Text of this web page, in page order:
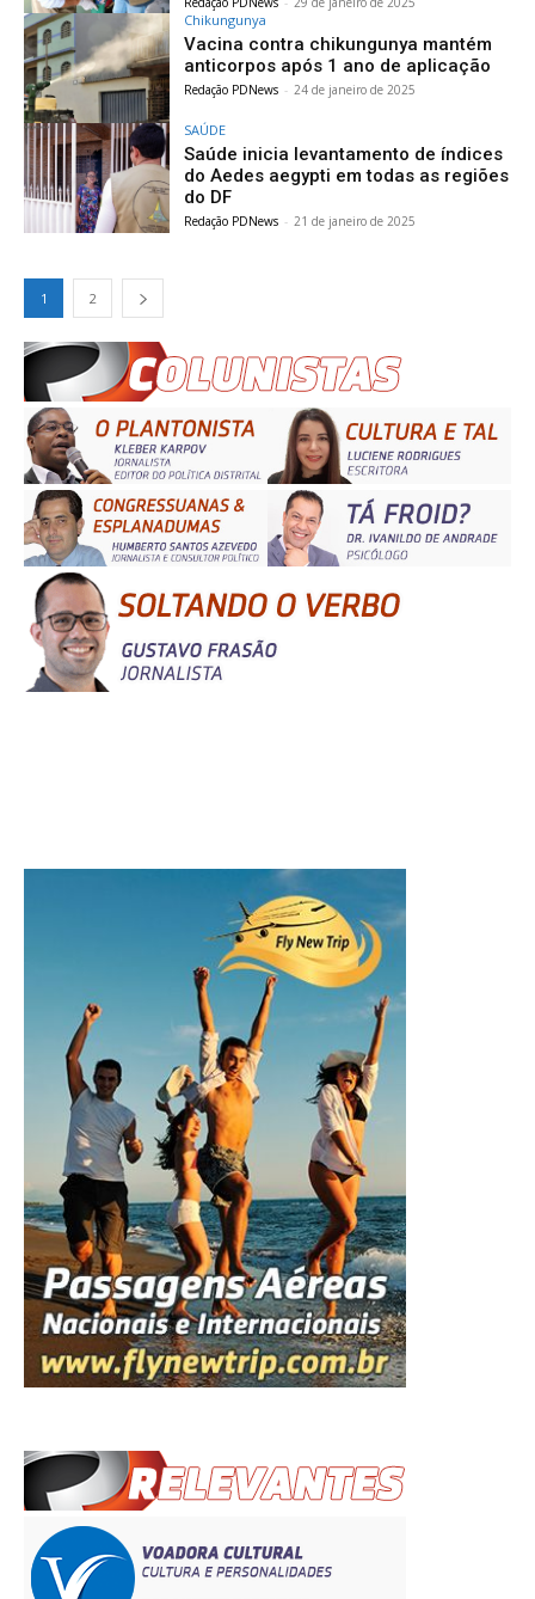
Chikungunya
Vacina contra chikungunya mantém
anticorpos após 1 ano de aplicação
Redação PDNews - 24 de janeiro de 2025
SAÚDE
Saúde inicia levantamento de índices
do Aedes aegypti em todas as regiões
do DF
Redação PDNews - 21 de janeiro de 2025
1 2